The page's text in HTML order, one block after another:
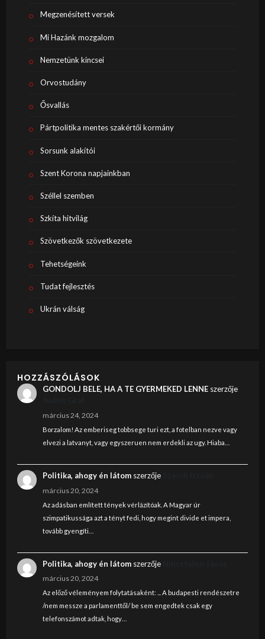
Megzenésített versek
Mi Hazánk mozgalom
Nemzetünk kincsei
Orvostudány
Ősvallás
Pártpolitika mentes szakértői kormány
Sorsunk alakítói
Szent Korona napjainkban
Széllel szemben
Szkíta hitvilág
Szövetkezők szövetkezete
Tehetségeink
Tudat fejlesztés
Ukrán válság
HOZZÁSZÓLÁSOK
GONDOLJ BELE, HA A TE GYERMEKED LENNEszerzője
március 24, 2024
Borzalom! Az emberiseg tobbsege turi ezt, a fotelban nezve vagy
elvezi a latvanyt, vagy egyszeruen nem erdekli az ugy. Hiaba…
Politika, ahogy én látomszerzője
március 20, 2024
Az adásban említett tények vérlázítóak. A Magyar úr
szimpatikussága azt a tényt fedi, hogy megint divide et impera,
tovább gyengíti…
Politika, ahogy én látomszerzője
március 20, 2024
Az előző véleményem folytatásaként: ... A budapesti rendészetre
/nem messze a parlamenttől/ be sem engedtek csak egy
telefonszámot adtak, hogy…